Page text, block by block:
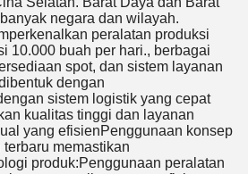
Kirimkan
negara dan wilayah.
peralatan produksi
10.000 buah per hari., berbagai
spot, dan sistem layanan
dengan
sistem logistik yang cepat
kualitas tinggi dan layanan
yang efisienPenggunaan konsep
memastikan
produk:Penggunaan peralatan